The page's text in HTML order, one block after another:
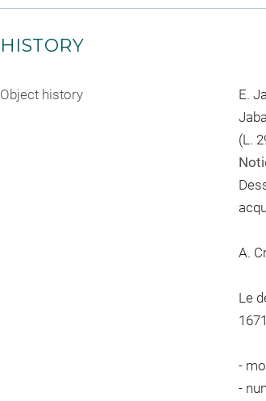
HISTORY
Object history
E.
(L.
A.
Le
-
-